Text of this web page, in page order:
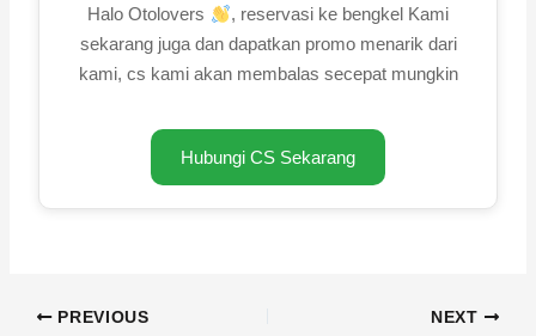
Halo Otolovers
, reservasi ke bengkel Kami
sekarang juga dan dapatkan promo menarik dari
kami, cs kami akan membalas secepat mungkin
Hubungi CS Sekarang
PREVIOUS NEXT